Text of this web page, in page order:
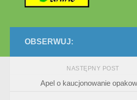
OBSERWUJ:
NASTĘPNY POST
Apel o kaucjonowanie